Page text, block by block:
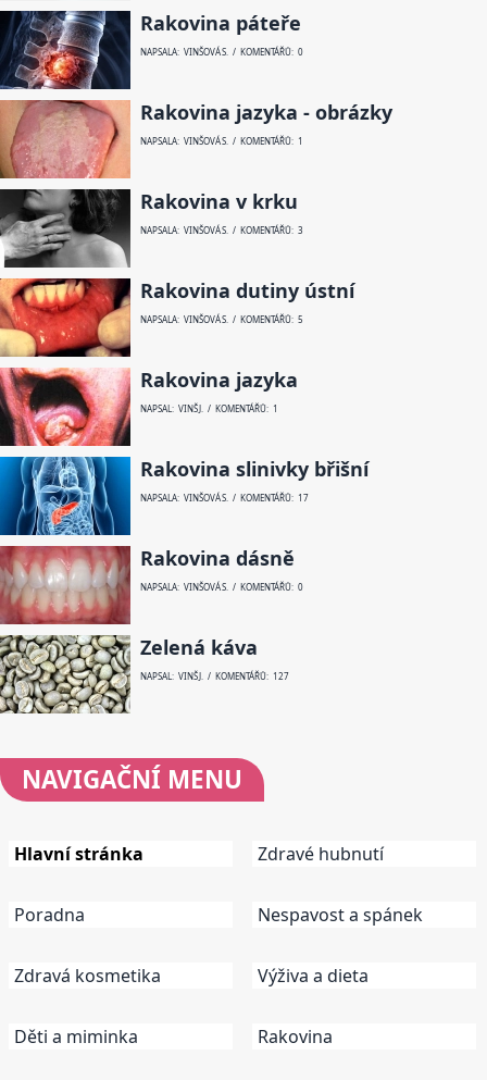
Rakovina páteře
NAPSALA: VINŠOVÁ S. / KOMENTÁŘŮ: 0
Rakovina jazyka - obrázky
NAPSALA: VINŠOVÁ S. / KOMENTÁŘŮ: 1
Rakovina v krku
NAPSALA: VINŠOVÁ S. / KOMENTÁŘŮ: 3
Rakovina dutiny ústní
NAPSALA: VINŠOVÁ S. / KOMENTÁŘŮ: 5
Rakovina jazyka
NAPSAL: VINŠ J. / KOMENTÁŘŮ: 1
Rakovina slinivky břišní
NAPSALA: VINŠOVÁ S. / KOMENTÁŘŮ: 17
Rakovina dásně
NAPSALA: VINŠOVÁ S. / KOMENTÁŘŮ: 0
Zelená káva
NAPSAL: VINŠ J. / KOMENTÁŘŮ: 127
NAVIGAČNÍ MENU
Hlavní stránka
Poradna
Zdravá kosmetika
Děti a miminka
Zdravé hubnutí
Nespavost a spánek
Výživa a dieta
Rakovina